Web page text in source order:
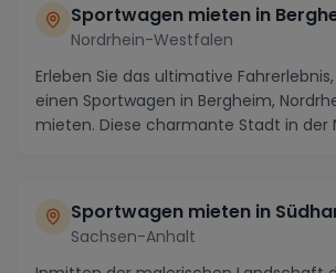
Sportwagen mieten in
Nordrhein-Westfalen
Erleben Sie das ultimative
einen Sportwagen in Bergheim,
mieten. Diese charmante Stadt in der
Sportwagen mieten in
Sachsen-Anhalt